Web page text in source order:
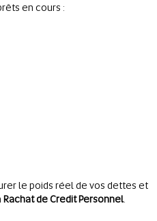
en cours :
le poids réel de vos dettes et
Rachat de Credit Personnel.